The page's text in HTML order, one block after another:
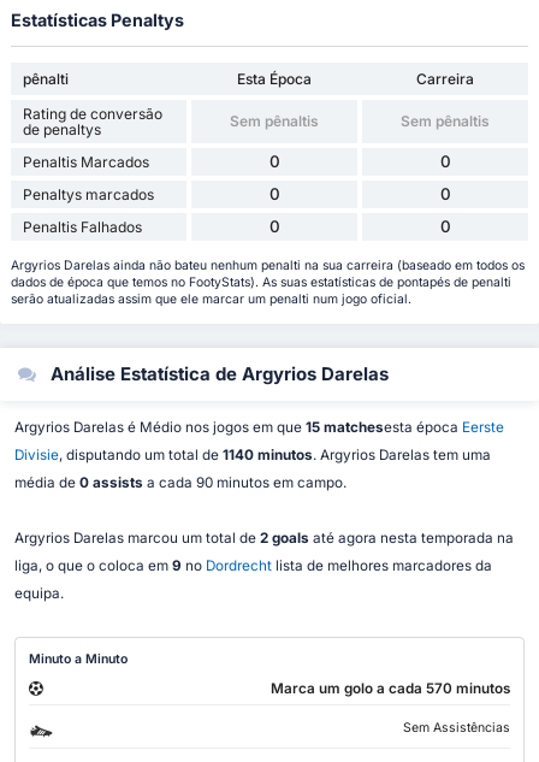
Estatísticas Penaltys
pênalti Esta Época
Carreira
Rating de conversão
de penaltys
Sem pênaltis Sem pênaltis
Penaltis Marcados 0 0
Penaltys marcados 0 0
Penaltis Falhados 0 0
Argyrios Darelas ainda não bateu nenhum penalti na sua carreira (baseado em todos os
dados de época que temos no FootyStats). As suas estatísticas de pontapés de penalti
serão atualizadas assim que ele marcar um penalti num jogo oficial.
Análise Estatística de Argyrios Darelas
Argyrios Darelas é Médio nos jogos em que 15 matchesesta época Eerste
Divisie, disputando um total de 1140 minutos. Argyrios Darelas tem uma
média de 0 assists a cada 90 minutos em campo.
Argyrios Darelas marcou um total de 2 goals até agora nesta temporada na
liga, o que o coloca em 9 no Dordrechtlista de melhores marcadores da
equipa.
Minuto a Minuto
Marca um golo a cada 570 minutos
Sem Assistências